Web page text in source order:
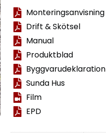
Monteringsanvisning
Drift & Skötsel
Manual
Produktblad
Byggvarudeklaration
Sunda Hus
Film
EPD